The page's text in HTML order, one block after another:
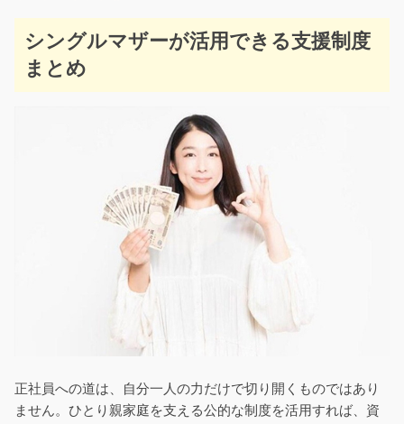
シングルマザーが活用できる支援制度
まとめ
正社員への道は、自分一人の力だけで切り開くものではあり
ません。ひとり親家庭を支える公的な制度を活用すれば、資